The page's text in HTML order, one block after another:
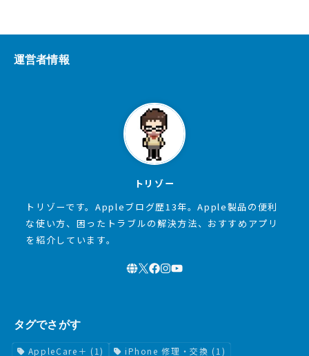
運営者情報
トリゾー
トリゾーです。Appleブログ歴13年。Apple製品の便利
な使い方、困ったトラブルの解決方法、おすすめアプリ
を紹介しています。
タグでさがす
AppleCare＋ (1) iPhone 修理・交換 (1)